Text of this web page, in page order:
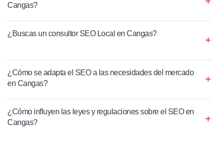
Cangas?
¿Buscas un consultor SEO Local en Cangas?
¿Cómo se adapta el SEO a las necesidades del mercado
en Cangas?
¿Cómo influyen las leyes y regulaciones sobre el SEO en
Cangas?